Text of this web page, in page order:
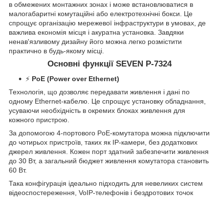
в обмежених монтажних зонах і може встановлюватися в
малогабаритні комутаційні або електротехнічні бокси. Це
спрощує організацію мережевої інфраструктури в умовах, де
важлива економія місця і акуратна установка. Завдяки
ненав'язливому дизайну його можна легко розмістити
практично в будь-якому місці.
Основні функції SEVEN P-7324
⚡ PoE (Power over Ethernet)
Технологія, що дозволяє передавати живлення і дані по
одному Ethernet-кабелю. Це спрощує установку обладнання,
усуваючи необхідність в окремих блоках живлення для
кожного пристрою.
За допомогою 4-портового PoE-комутатора можна підключити
до чотирьох пристроїв, таких як IP-камери, без додаткових
джерел живлення. Кожен порт здатний забезпечити живлення
до 30 Вт, а загальний бюджет живлення комутатора становить
60 Вт.
Така конфігурація ідеально підходить для невеликих систем
відеоспостереження, VoIP-телефонів і бездротових точок